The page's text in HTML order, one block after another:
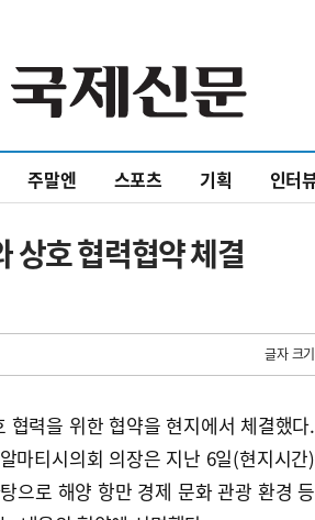
주말엔 스포츠 기획 인터
상호 협력협약 체결
글자 크기
력을 위한 협약을 현지에서 체결했다.
마티시의회 의장은 지난 6일(현지시간)
으로 해양 항만 경제 문화 관광 환경 등